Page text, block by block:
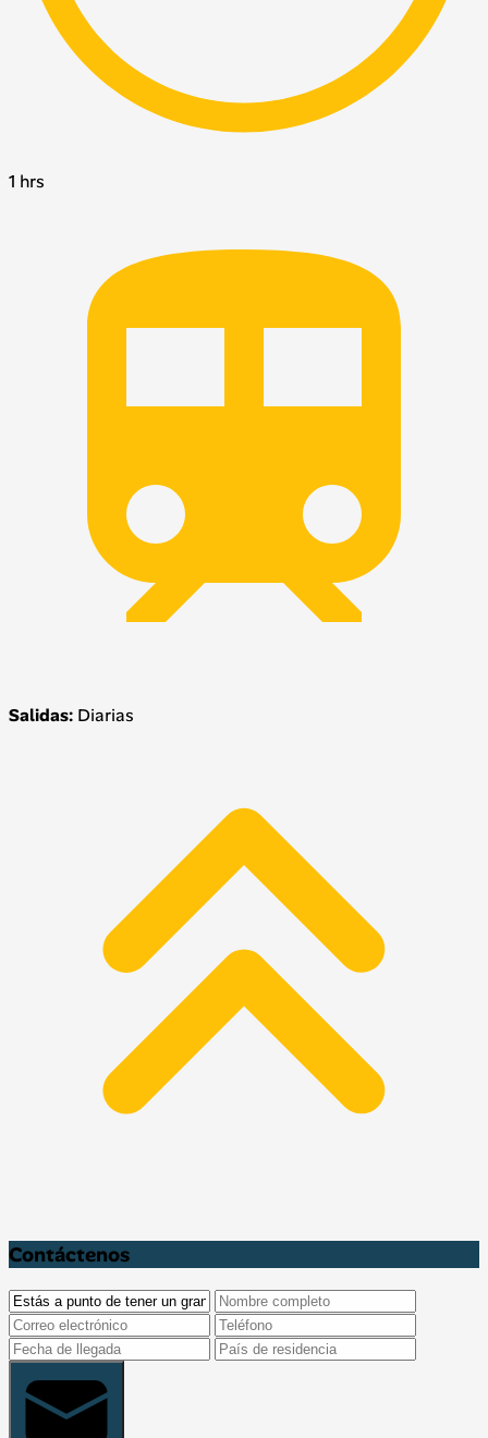
1 hrs
Salidas: Diarias
Contáctenos